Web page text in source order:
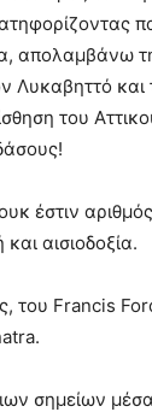
απολαμβάνω
Λυκαβηττό
του
έστιν
αισιοδοξία.
του Francis
σημείων